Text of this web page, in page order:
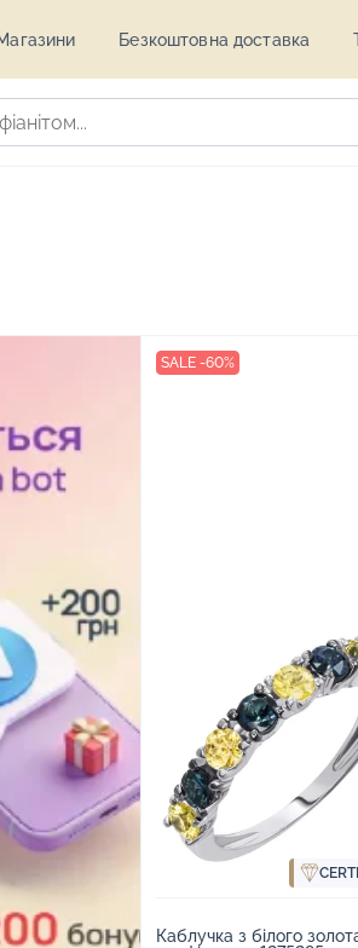
Безкоштовна доставка
SALE -60%
Каблучка з білого